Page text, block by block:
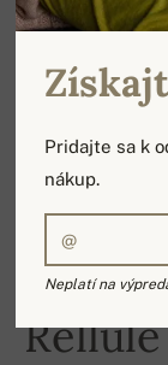
-14%
Rellule
Pridajte sa k
nákup.
Neplatí na